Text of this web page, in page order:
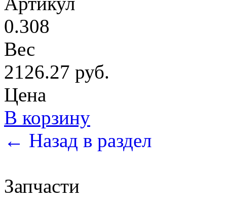
0.308
Вес
2126.27 руб.
Цена
В корзину
← Назад в раздел
Запчасти